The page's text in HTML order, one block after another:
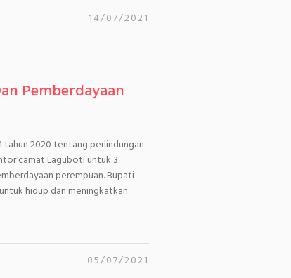
14/07/2021
Pemberdayaan
tahun 2020 tentang perlindungan
camat Laguboti untuk 3
perempuan. Bupati
hidup dan meningkatkan
05/07/2021